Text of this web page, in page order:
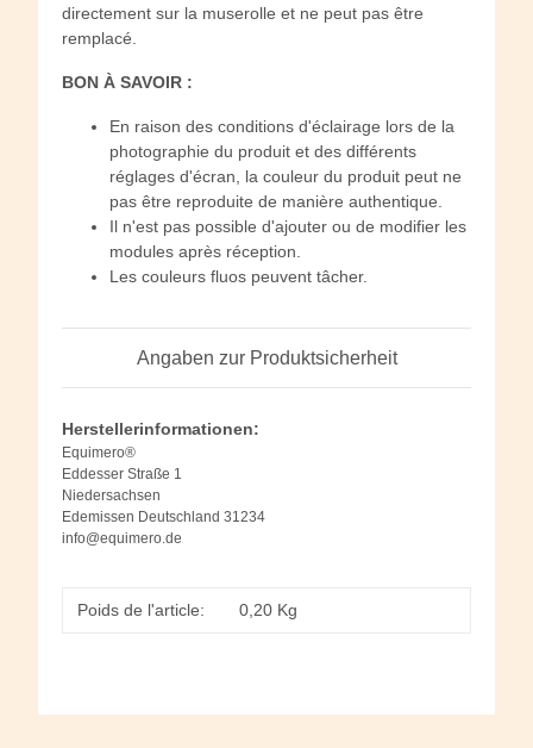
directement sur la muserolle et ne peut pas être
remplacé.
BON À SAVOIR :
En raison des conditions d'éclairage lors de la
photographie du produit et des différents
réglages d'écran, la couleur du produit peut ne
pas être reproduite de manière authentique.
Il n'est pas possible d'ajouter ou de modifier les
modules après réception.
Les couleurs fluos peuvent tâcher.
Angaben zur Produktsicherheit
Herstellerinformationen:
Equimero®
Eddesser Straße 1
Niedersachsen
Edemissen Deutschland 31234
info@equimero.de
Poids de l'article: 0,20 Kg